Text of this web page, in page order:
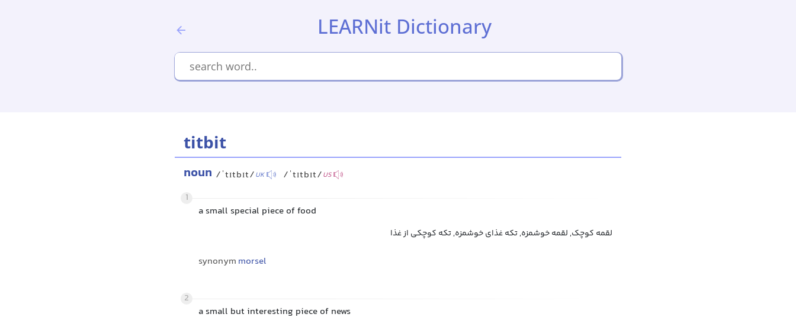
LEARNit Dictionary
titbit
noun /ˈtɪtbɪt/UK /ˈtɪtbɪt/US
1
a small special piece of food
لقمه کوچک, لقمه خوشمزه, تکه غذای خوشمزه, تکه کوچکی از غذا
synonym morsel
2
a small but interesting piece of news